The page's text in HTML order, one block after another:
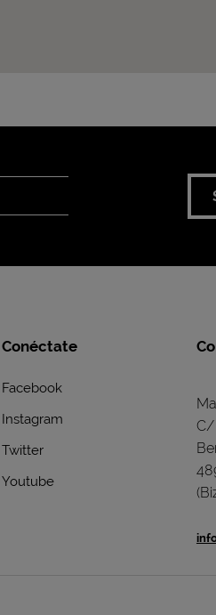
Conéctate
Facebook
Instagram
Twitter
Youtube
C/